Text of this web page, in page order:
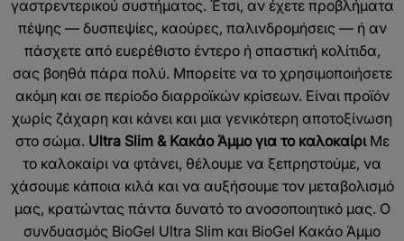
γαστρεντερικού συστήματος. Έτσι, αν έχετε προβλήματα
πέψης — δυσπεψίες, καούρες, παλινδρομήσεις — ή αν
πάσχετε από ευερέθιστο έντερο ή σπαστική κολίτιδα,
σας βοηθά πάρα πολύ. Μπορείτε να το χρησιμοποιήσετε
ακόμη και σε περίοδο διαρροϊκών κρίσεων. Είναι προϊόν
χωρίς ζάχαρη και κάνει και μια γενικότερη αποτοξίνωση
στο σώμα. Ultra Slim & Κακάο Άμμο για το καλοκαίριΜε
το καλοκαίρι να φτάνει, θέλουμε να ξεπρηστούμε, να
χάσουμε κάποια κιλά και να αυξήσουμε τον μεταβολισμό
μας, κρατώντας πάντα δυνατό το ανοσοποιητικό μας. Ο
συνδυασμός BioGel Ultra Slim και BioGel Κακάο Άμμο